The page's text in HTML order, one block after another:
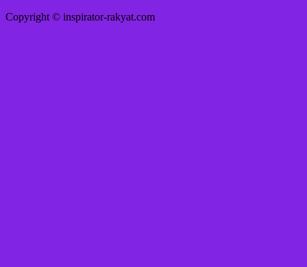
Copyright © inspirator-rakyat.com